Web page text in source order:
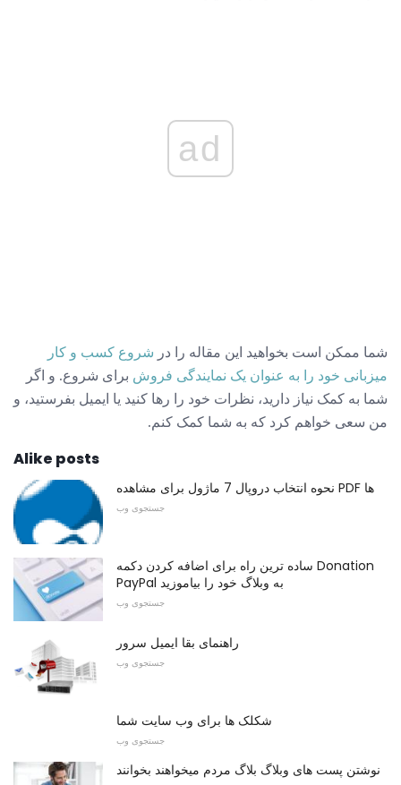
ad
شما ممکن است بخواهید این مقاله را در شروع کسب و کار
میزبانی خود را به عنوان یک نمایندگی فروش برای شروع. و اگر
شما به کمک نیاز دارید، نظرات خود را رها کنید یا ایمیل بفرستید، و
من سعی خواهم کرد که به شما کمک کنم.
Alike posts
نحوه انتخاب دروپال 7 ماژول برای مشاهده PDF ها
جستجوی وب
ساده ترین راه برای اضافه کردن دکمه Donation
PayPal به وبلاگ خود را بیاموزید
جستجوی وب
راهنمای بقا ایمیل سرور
جستجوی وب
شکلک ها برای وب سایت شما
جستجوی وب
نوشتن پست های وبلاگ بلاگ مردم میخواهند بخوانند